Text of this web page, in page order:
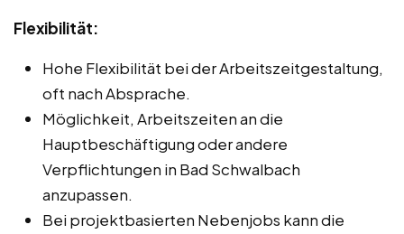
Flexibilität:
Hohe Flexibilität bei der Arbeitszeitgestaltung,
oft nach Absprache.
Möglichkeit, Arbeitszeiten an die
Hauptbeschäftigung oder andere
Verpflichtungen in Bad Schwalbach
anzupassen.
Bei projektbasierten Nebenjobs kann die